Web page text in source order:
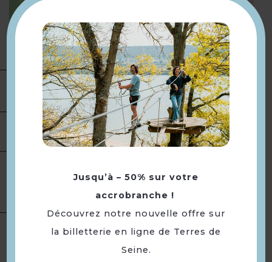
Leaflet| ©OpenStreetMap
Présentation
Compléments
localisation
Ligne 11 bus, arrêt centre
commercial à 450 m
Ouverture Toute l'année, tous les jours.
Restauration
Buffet
Langues Langue(s) parlée(s) :
Jusqu’à – 50% sur votre
accrobranche !
Découvrez notre nouvelle offre sur
la billetterie en ligne de Terres de
Seine.